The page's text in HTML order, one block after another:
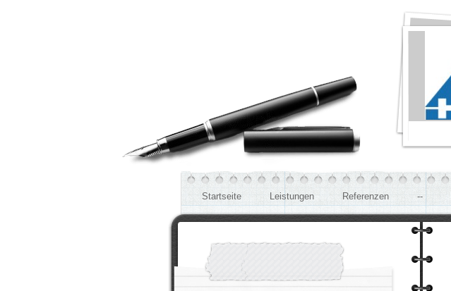
Startseite Leistungen Referenzen --